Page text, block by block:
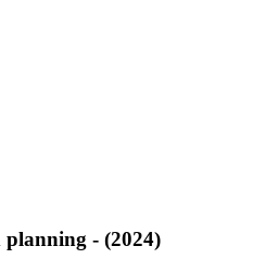
planning - (2024)